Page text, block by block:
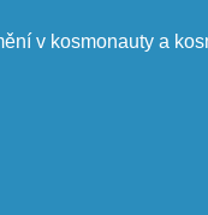
v kosmonauty a